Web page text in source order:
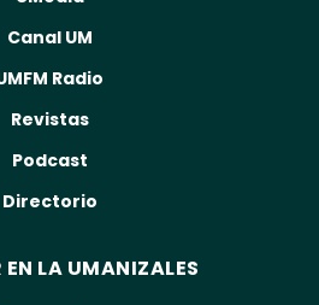
Canal UM
Radio
Revistas
Podcast
Directorio
LA UMANIZALES